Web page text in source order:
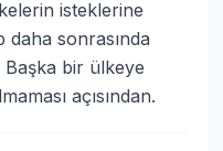
isteklerine
sonrasında
bir ülkeye
açısından.